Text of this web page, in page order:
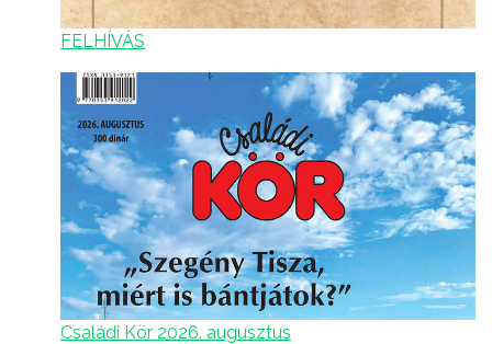
FELHÍVÁS
Családi Kör 2026. augusztus